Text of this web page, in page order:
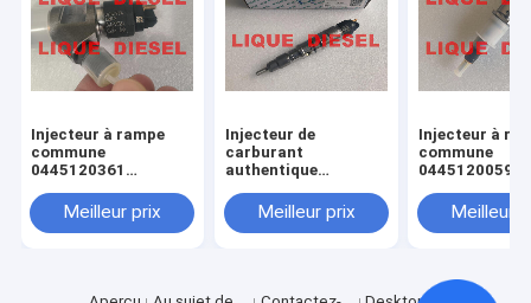
Injecteur à rampe
commune
0445120361
120 361 5801479314
Meilleur prix
Injecteur de
carburant
authentique
0445120290 0 445
120 290 L4700-
Meilleur prix
Injecteur à
commune
0445120059
120 059 0 445
231 pour
Meilleur